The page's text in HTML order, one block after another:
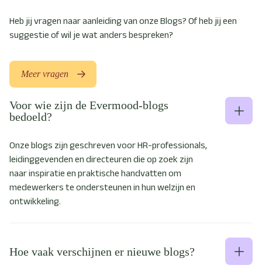
Heb jij vragen naar aanleiding van onze Blogs? Of heb jij een
suggestie of wil je wat anders bespreken?
Meer vragen
Voor wie zijn de Evermood-blogs
bedoeld?
Onze blogs zijn geschreven voor HR-professionals,
leidinggevenden en directeuren die op zoek zijn
naar inspiratie en praktische handvatten om
medewerkers te ondersteunen in hun welzijn en
ontwikkeling.
Hoe vaak verschijnen er nieuwe blogs?